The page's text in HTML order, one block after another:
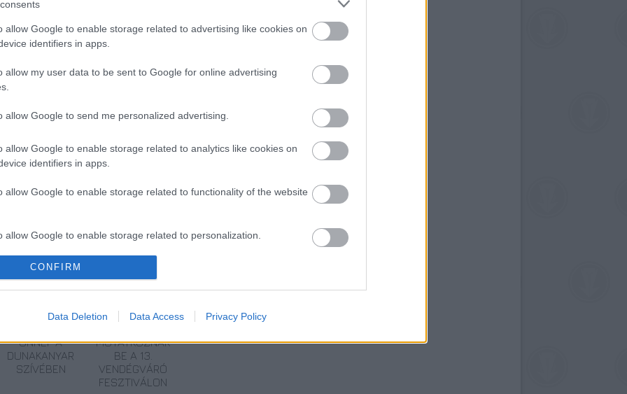
allow Google to enable storage related to advertising like cookies on
identifiers in apps.
allow my user data to be sent to Google for online advertising
allow Google to send me personalized advertising.
allow Google to enable storage related to analytics like cookies on
identifiers in apps.
allow Google to enable storage related to functionality of the website
allow Google to enable storage related to personalization.
allow Google to enable storage related to security, including
functionality and fraud prevention, and other user protection.
CONFIRM
Data Deletion Data Access Privacy Policy
kaméleon (Cameleonul perfect), Mihai Ignat
ce se întâmplã) című munkájáért kapott
színikritikus, egyetemi tanár, tagjai
tanár, Dan Marius Zarafescu
Anton Tauf színművész voltak.
TERMÉSZET:
ÜNNEP A
DUNAKANYAR
SZÍVÉBEN
SZÍNHÁZI
MUTATKOZNAK
BE A 13.
VENDÉGVÁRÓ
FESZTIVÁLON
MŰVÉSZETEK